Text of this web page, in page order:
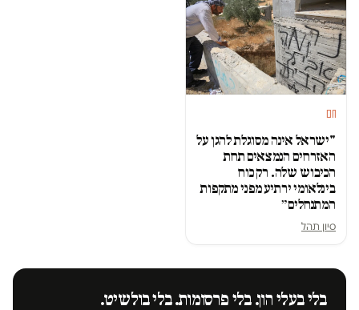
חם
"ישראל אינה מסוגלת להגן על
האזרחים הנמצאים תחת
הכיבוש שלה. רק כוח
בינלאומי ירתיע מפני מתקפות
המתנחלים״
סיון תהל
בלי בעלי הון. בלי פרסומות. בלי בולשיט.